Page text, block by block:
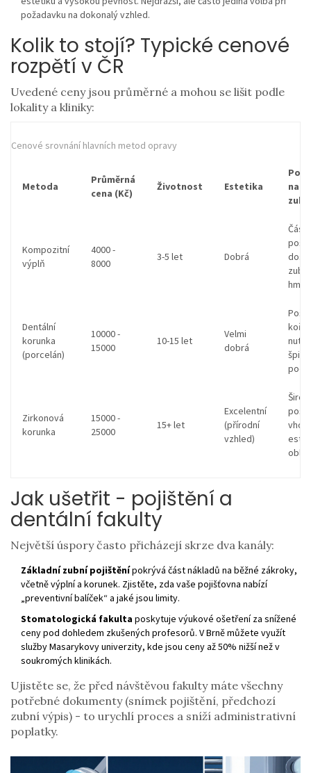
požadavku na dokonalý vzhled.
Kolik to stojí? Typické cenové
rozpětí v ČR
Uvedené ceny jsou průměrné a mohou se lišit podle
lokality a kliniky:
Cenové srovnání hlavních metod opravy
Metoda
Průměrná
cena (Kč)
Životnost Estetika
na
zubu
Kompozitní
výplň
4000 -
8000
3-5 let Dobrá
zubní
Dentální
korunka
(porcelán)
10000 -
15000
10-15 let
Velmi
dobrá
Zirkonová
korunka
15000 -
25000
15+ let
Excelentní
(přírodní
vzhled)
Jak ušetřit - pojištění a
dentální fakulty
Největší úspory často přicházejí skrze dva kanály:
Základní zubní pojištěnípokrývá část nákladů na běžné zákroky,
včetně výplní a korunek. Zjistěte, zda vaše pojišťovna nabízí
„preventivní balíček“ a jaké jsou limity.
Stomatologická fakulta poskytuje výukové ošetření za snížené
ceny pod dohledem zkušených profesorů. V Brně můžete využít
služby Masarykovy univerzity, kde jsou ceny až 50% nižší než v
soukromých klinikách.
Ujistěte se, že před návštěvou fakulty máte všechny
potřebné dokumenty (snímek pojištění, předchozí
zubní výpis) - to urychlí proces a sníží administrativní
poplatky.